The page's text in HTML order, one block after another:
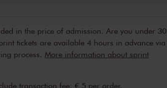
in the price of admission. Are you under 30
tickets are available 4 hours in advance via
process. More information about sprint
transaction fee: € 5 per order.